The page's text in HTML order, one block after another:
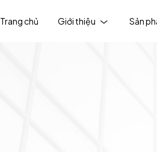
Trang chủ Giới thiệu Sản